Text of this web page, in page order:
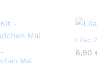
Mai
Lilac
6,90
6,90